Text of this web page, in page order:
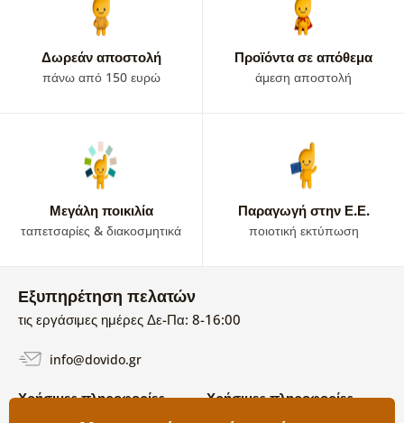
ύψος έως και 3 μέτρα. Είναι στο χέρι σας ποιον πίνακα
ηλιοτρόπιου θα επιλέξετε. Θα προτιμήσετε λεπτομερή
λουλούδι ή θα επιλέξετε
πίνακα με χωράφι ηλιοτρόπιων;
Δωρεάν αποστολή
πάνω από 150 ευρώ
Προϊόντα σε απόθεμα
άμεση αποστολή
Μεγάλη ποικιλία
ταπετσαρίες & διακοσμητικά
Παραγωγή στην Ε.Ε.
ποιοτική εκτύπωση
Εξυπηρέτηση πελατών
τις εργάσιμες ημέρες Δε-Πα: 8-16:00
info@dovido.gr
Χρήσιμες πληροφορίες Χρήσιμες πληροφορίες
Σχετικά με εμάς